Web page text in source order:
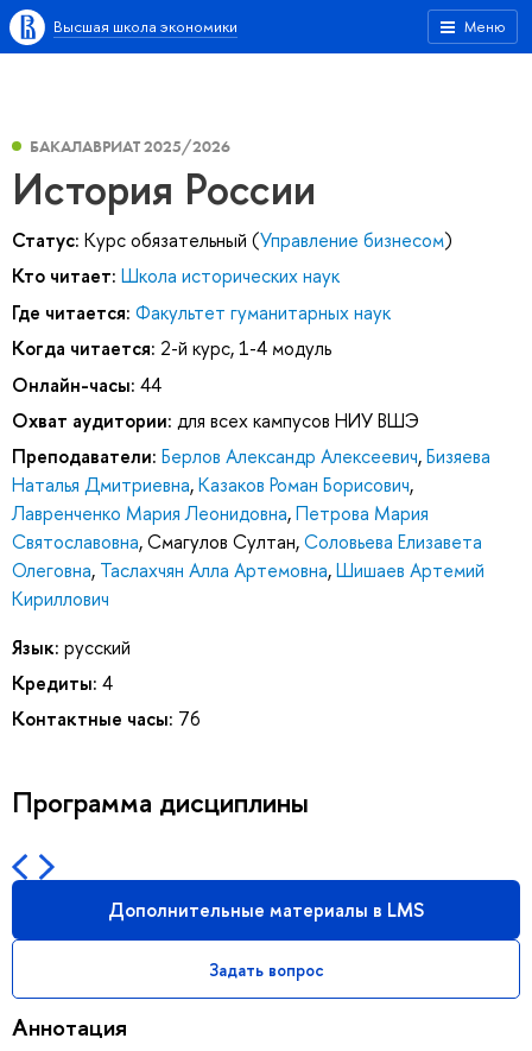
Меню
Высшая школа экономики
БАКАЛАВРИАТ 2025/2026
История России
Статус: Курс обязательный (Управление бизнесом)
Кто читает: Школа исторических наук
Где читается: Факультет гуманитарных наук
Когда читается: 2-й курс, 1-4 модуль
Онлайн-часы: 44
Охват аудитории: для всех кампусов НИУ ВШЭ
Преподаватели: Берлов Александр Алексеевич,Бизяева
Наталья Дмитриевна,Казаков Роман Борисович,
Лавренченко Мария Леонидовна,Петрова Мария
Святославовна,Смагулов Султан,Соловьева Елизавета
Олеговна, Таслахчян Алла Артемовна,Шишаев Артемий
Кириллович
Язык: русский
Кредиты: 4
Контактные часы: 76
Программа дисциплины
Дополнительные материалы в LMS
Задать вопрос
Аннотация